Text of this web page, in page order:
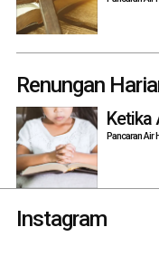
Renungan
Ketika
Pancaran Air
Instagram